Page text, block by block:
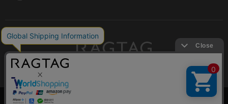
デザイナーズブランドのユーズド・セレクトショップ